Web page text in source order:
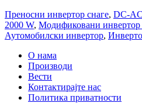
Преносни инвертор снаге, DC-
2000 W, Модификовани инвертор
Аутомобилски инвертор,
О нама
Производи
Вести
Контактирајте нас
Политика приватности